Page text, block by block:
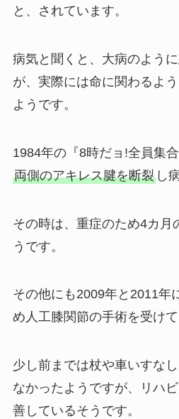
と、されています。
病気と聞くと、大病のよう
が、実際には命に関わるよ
ようです。
1984年の『8時だョ!全員集
両側のアキレス腱を断裂し
その時は、重症のため4カ月
うです。
その他にも2009年と2011年
め人工膝関節の手術を受けて
少し前までは杖や車いすな
なかったようですが、リハ
善しているそうです。